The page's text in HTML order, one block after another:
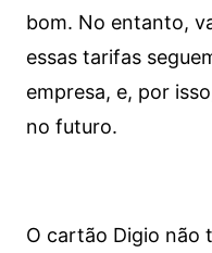
bom. No entanto,
essas tarifas
empresa, e, por
no futuro.
O cartão Digio não